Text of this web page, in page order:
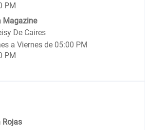
PM
Magazine
De Caires
a Viernes de 05:00 PM
PM
Rojas